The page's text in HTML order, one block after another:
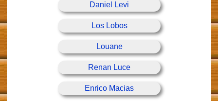
Daniel Levi
Los Lobos
Louane
Renan Luce
Enrico Macias